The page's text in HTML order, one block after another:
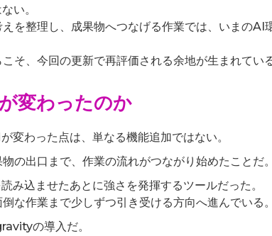
い。
を整理し、成果物へつなげる作業では、いまのAI
そ、今回の更新で再評価される余地が生まれている
変わったのか
わった点は、単なる機能追加ではない。
の出口まで、作業の流れがつながり始めたことだ。
込ませたあとに強さを発揮するツールだった。
な作業まで少しずつ引き受ける方向へ進んでいる。
の導入だ。